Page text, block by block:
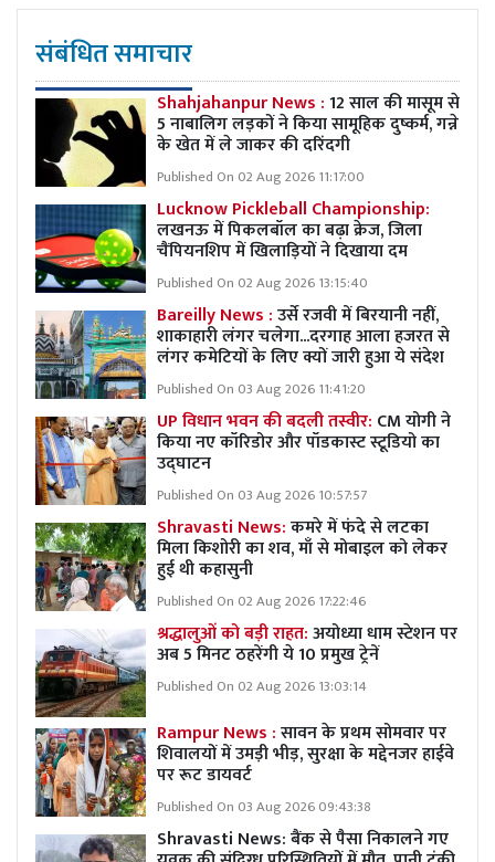
संबंधित समाचार
Shahjahanpur News :12 साल की मासूम से
5 नाबालिग लड़कों ने किया सामूहिक दुष्कर्म, गन्ने
के खेत में ले जाकर की दरिंदगी
Published On 02 Aug 2026 11:17:00
Lucknow Pickleball Championship:
लखनऊ में पिकलबॉल का बढ़ा क्रेज, जिला
चैंपियनशिप में खिलाड़ियों ने दिखाया दम
Published On 02 Aug 2026 13:15:40
Bareilly News :उर्से रजवी में बिरयानी नहीं,
शाकाहारी लंगर चलेगा...दरगाह आला हजरत से
लंगर कमेटियों के लिए क्यों जारी हुआ ये संदेश
Published On 03 Aug 2026 11:41:20
UP विधान भवन की बदली तस्वीर: CM योगी ने
किया नए कॉरिडोर और पॉडकास्ट स्टूडियो का
उद्घाटन
Published On 03 Aug 2026 10:57:57
Shravasti News:कमरे में फंदे से लटका
मिला किशोरी का शव, माँ से मोबाइल को लेकर
हुई थी कहासुनी
Published On 02 Aug 2026 17:22:46
श्रद्धालुओं को बड़ी राहत:अयोध्या धाम स्टेशन पर
अब 5 मिनट ठहरेंगी ये 10 प्रमुख ट्रेनें
Published On 02 Aug 2026 13:03:14
Rampur News :सावन के प्रथम सोमवार पर
शिवालयों में उमड़ी भीड़, सुरक्षा के मद्देनजर हाईवे
पर रूट डायवर्ट
Published On 03 Aug 2026 09:43:38
Shravasti News: बैंक से पैसा निकालने गए